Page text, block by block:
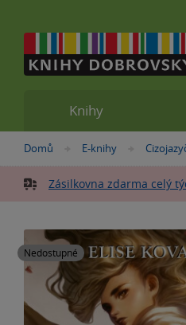
Nacházíte
zde:
Domů »
E-knihy »
Zásilkovna zdarma celý
Nedostupné
Knihy